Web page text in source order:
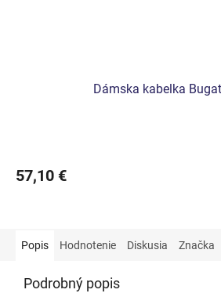
Dámska kabelka
57,10 €
Popis Hodnotenie Diskusia Značka
Podrobný popis